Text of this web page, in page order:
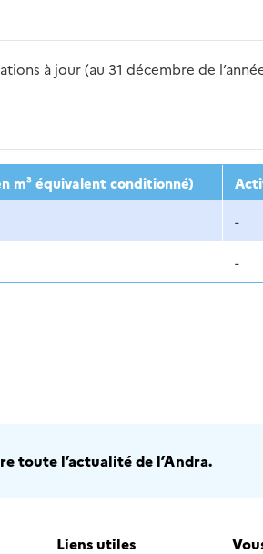
à jour (au 31 décembre de
2016 2017 2018
m³ équivalent conditionné)
-
-
toute l’actualité de l’Andra.
Liens utiles